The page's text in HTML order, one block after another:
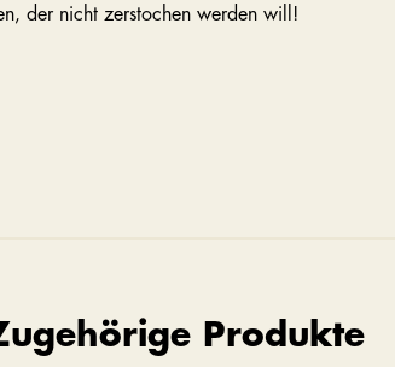
der nicht zerstochen werden will!
Produkte